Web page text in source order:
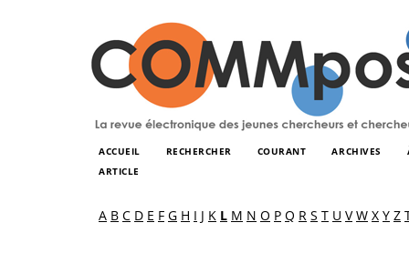
ACCUEIL RECHERCHER COURANT ARCHIVES
ARTICLE
A B C D E F G H I J K L M N O P Q R S T U V W X Y Z